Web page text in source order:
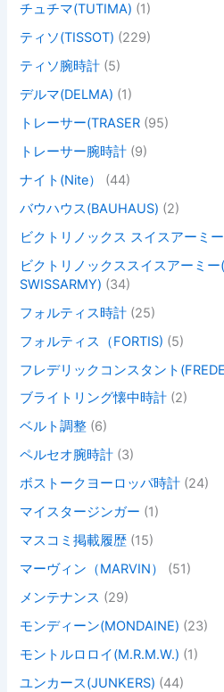
チュチマ(TUTIMA) (1)
ティソ(TISSOT) (229)
ティソ腕時計 (5)
デルマ(DELMA) (1)
トレーサー(TRASER (95)
トレーサー腕時計 (9)
ナイト(Nite）
(44)
バウハウス(BAUHAUS) (2)
ビクトリノックス スイスアーミ
ビクトリノックススイスアーミー
SWISSARMY) (34)
フォルティス時計 (25)
フォルティス（FORTIS) (5)
フレデリックコンスタント
ブライトリング懐中時計 (2)
ベルト調整 (6)
ペルセオ腕時計 (3)
ボストークヨーロッパ時計 (24)
マイスタージンガー (1)
マスコミ掲載履歴 (15)
マーヴィン（MARVIN）
(51)
メンテナンス (29)
モンディーン(MONDAINE) (23)
モントルロロイ(M.R.M.W.) (1)
ユンカース(JUNKERS) (44)